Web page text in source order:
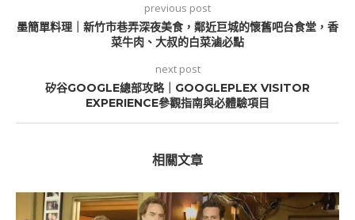
previous post
墨簡單料理｜新竹市巷弄深夜美食，鄰近巨城的懷舊吧台食堂，香
菜牛肉、大叔的白菜滷必點
next post
矽谷GOOGLE總部攻略｜GOOGLEPLEX VISITOR
EXPERIENCE參觀指南與必體驗項目
相關文章